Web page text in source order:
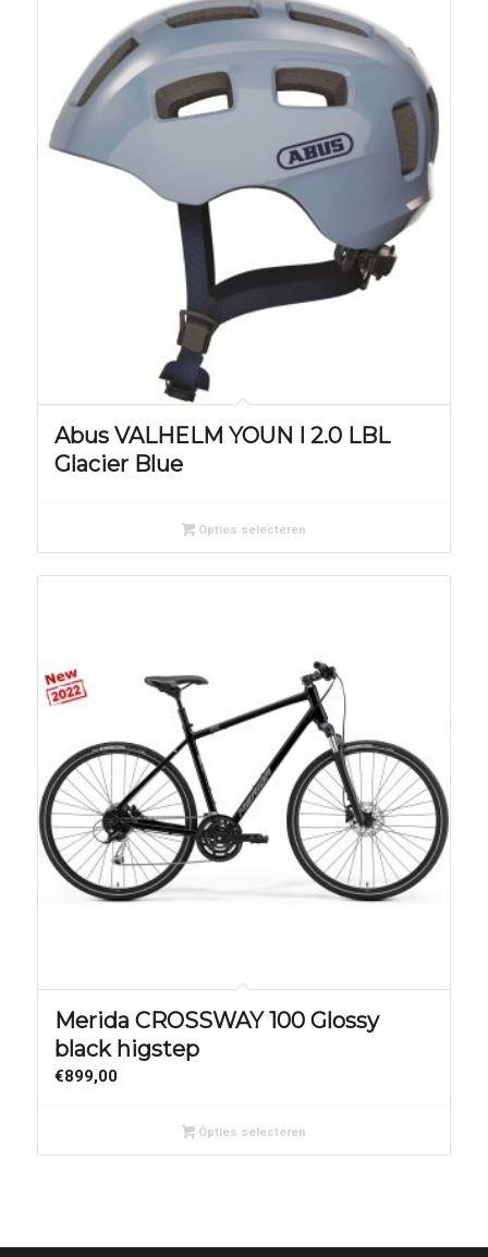
Abus VALHELM YOUN I 2.0 LBL
Glacier Blue
Opties selecteren
Merida CROSSWAY 100 Glossy
black higstep
€899,00
Opties selecteren